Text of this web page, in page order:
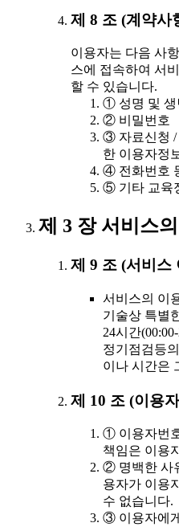
제 8 조 (계약사
이용자는 다음 사
스에 접속하여 서
할 수 있습니다.
① 성명 및 생
② 비밀번호
③ 자료신청 /
한 이용자정
④ 전화번호
⑤ 기타 교육
제 3 장 서비스
제 9 조 (서비스
서비스의 이
기술상 특별
24시간
정기점검등
이나 시간은
제 10 조 (이용
① 이용자번
책임은 이용
② 명백한 사
용자가 이용
수 없습니다.
③ 이용자에